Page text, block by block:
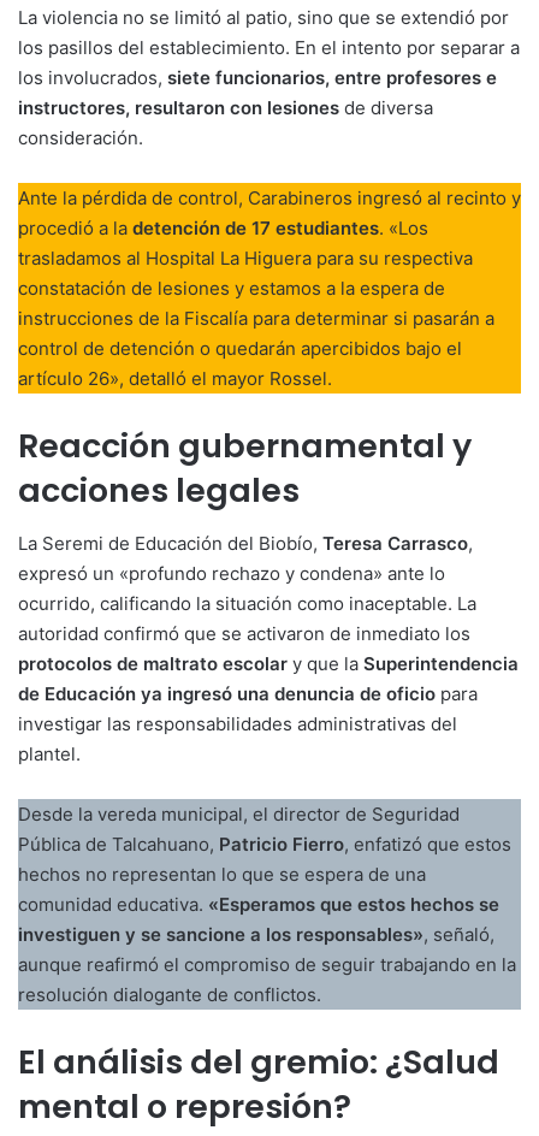
La violencia no se limitó al patio, sino que se extendió por
los pasillos del establecimiento. En el intento por separar a
los involucrados, siete funcionarios, entre profesores e
instructores, resultaron con lesiones de diversa
consideración.
Ante la pérdida de control, Carabineros ingresó al recinto y
procedió a la detención de 17 estudiantes. «Los
trasladamos al Hospital La Higuera para su respectiva
constatación de lesiones y estamos a la espera de
instrucciones de la Fiscalía para determinar si pasarán a
control de detención o quedarán apercibidos bajo el
artículo 26», detalló el mayor Rossel.
Reacción gubernamental y
acciones legales
La Seremi de Educación del Biobío, Teresa Carrasco,
expresó un «profundo rechazo y condena» ante lo
ocurrido, calificando la situación como inaceptable. La
autoridad confirmó que se activaron de inmediato los
protocolos de maltrato escolar y que la Superintendencia
de Educación ya ingresó una denuncia de oficio para
investigar las responsabilidades administrativas del
plantel.
Desde la vereda municipal, el director de Seguridad
Pública de Talcahuano, Patricio Fierro, enfatizó que estos
hechos no representan lo que se espera de una
comunidad educativa. «Esperamos que estos hechos se
investiguen y se sancione a los responsables», señaló,
aunque reafirmó el compromiso de seguir trabajando en la
resolución dialogante de conflictos.
El análisis del gremio: ¿Salud
mental o represión?